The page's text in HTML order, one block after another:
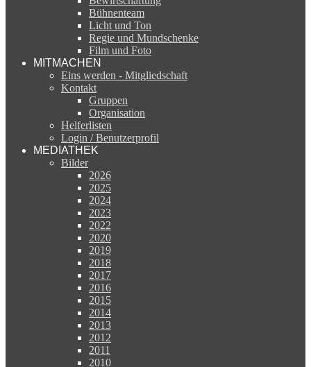
Trainingszeiten
Backstage
Bewirtschaftung
Bühnenteam
Licht und Ton
Regie und Mundschenke
Film und Foto
MITMACHEN
Eins werden - Mitgliedschaft
Kontakt
Gruppen
Organisation
Helferlisten
Login / Benutzerprofil
MEDIATHEK
Bilder
2026
2025
2024
2023
2022
2020
2019
2018
2017
2016
2015
2014
2013